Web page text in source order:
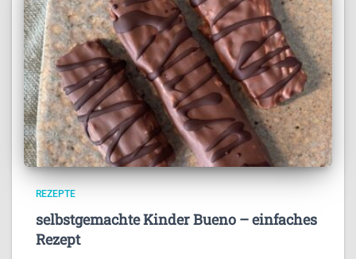
REZEPTE
selbstgemachte Kinder Bueno – einfaches
Rezept